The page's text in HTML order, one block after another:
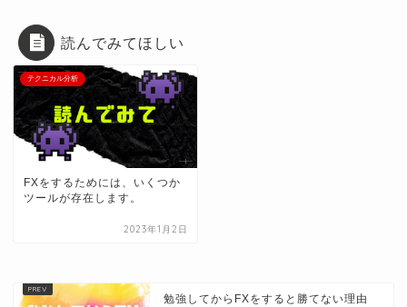
読んでみてほしい
テクニカル分析
FXをするためには、いくつか
ツールが存在します。
2023年1月2日
勉強してからFXをすると勝てない理由